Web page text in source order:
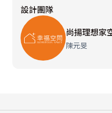
設計團隊
尚揚理想家
陳元旻